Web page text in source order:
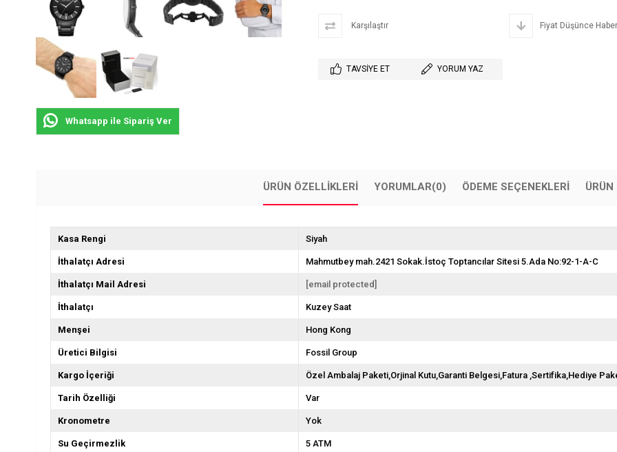
Whatsapp ile Sipariş Ver
Karşılaştır Fiyat Düşünce
TAVSIYE ET YORUM YAZ
ÜRÜN ÖZELLIKLERI YORUMLAR(0) ÖDEME SEÇENEKLERI ÜRÜN
Kasa Rengi Siyah
İthalatçı Adresi Mahmutbey mah.2421 Sokak.İstoç Toptancılar Sitesi 5.Ada No:92-1-A-C
İthalatçı Mail Adresi [email protected]
İthalatçı Kuzey Saat
Menşei Hong Kong
Üretici Bilgisi Fossil Group
Kargo İçeriği Özel Ambalaj Paketi,Orjinal Kutu,Garanti Belgesi,Fatura ,Sertifika,Hediye
Tarih Özelliği Var
Kronometre Yok
Su Geçirmezlik 5 ATM